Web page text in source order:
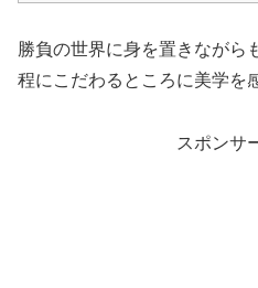
勝負の世界に身を置きながら
程にこだわるところに美学を
スポンサ